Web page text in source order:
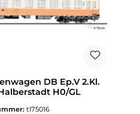
DB Ep.V 2.Kl.
H0/GL
tl75016